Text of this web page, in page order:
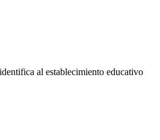
construcción)
al establecimiento educativo